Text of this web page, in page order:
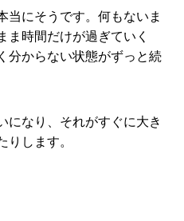
当にそうです。何もないま
ま時間だけが過ぎていく
分からない状態がずっと続
になり、それがすぐに大き
りします。